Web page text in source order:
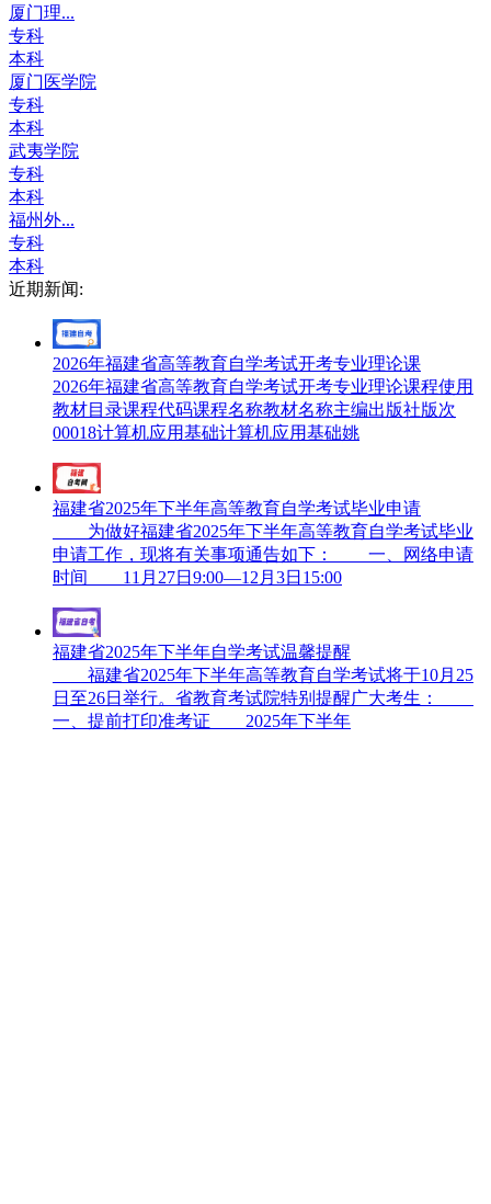
厦门理...
专科
本科
厦门医学院
专科
本科
武夷学院
专科
本科
福州外...
专科
本科
近期新闻:
2026年福建省高等教育自学考试开考专业理论课
2026年福建省高等教育自学考试开考专业理论课程使用
教材目录课程代码课程名称教材名称主编出版社版次
00018计算机应用基础计算机应用基础姚
福建省2025年下半年高等教育自学考试毕业申请
为做好福建省2025年下半年高等教育自学考试毕业
申请工作，现将有关事项通告如下： 一、网络申请
时间 11月27日9:00—12月3日15:00
福建省2025年下半年自学考试温馨提醒
福建省2025年下半年高等教育自学考试将于10月25
日至26日举行。省教育考试院特别提醒广大考生：
一、提前打印准考证 2025年下半年